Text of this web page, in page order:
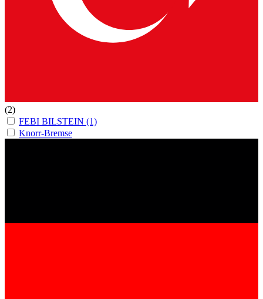
(2)
FEBI BILSTEIN (1)
Knorr-Bremse